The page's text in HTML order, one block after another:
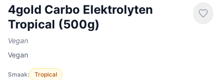
4gold Carbo Elektrolyten
Tropical (500g)
Vegan
Vegan
Smaak: Tropical